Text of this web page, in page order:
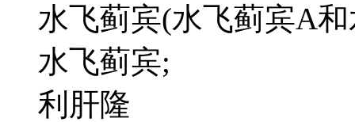
水飞蓟宾(水飞蓟宾A
水飞蓟宾;
利肝隆